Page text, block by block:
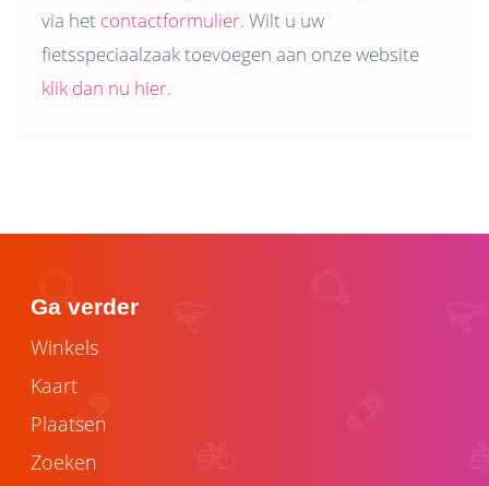
via het contactformulier. Wilt u uw
fietsspeciaalzaak toevoegen aan onze website
klik dan nu hier.
Ga verder
Winkels
Kaart
Plaatsen
Zoeken